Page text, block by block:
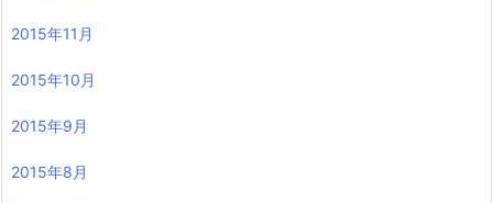
2015年11月
2015年10月
2015年9月
2015年8月